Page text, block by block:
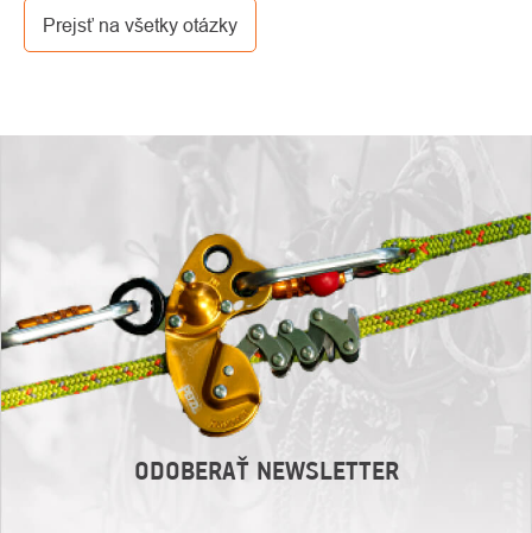
Prejsť na všetky otázky
ODOBERAŤ NEWSLETTER